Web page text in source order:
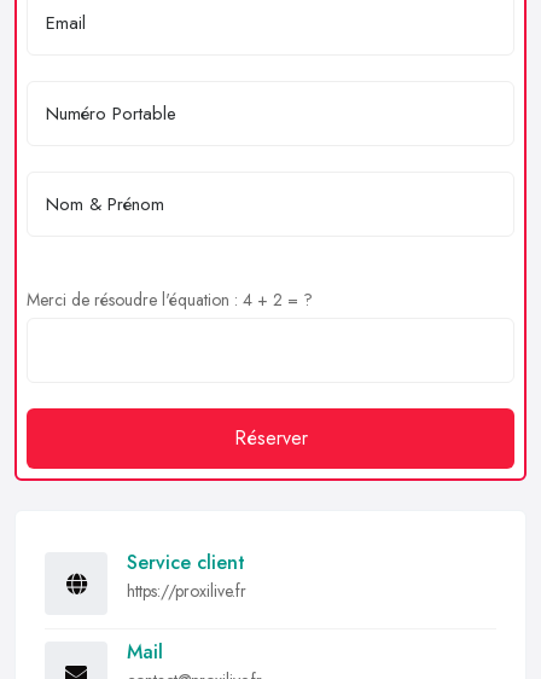
Merci de résoudre l'équation : 4 + 2 = ?
Réserver
Service client
https://proxilive.fr
Mail